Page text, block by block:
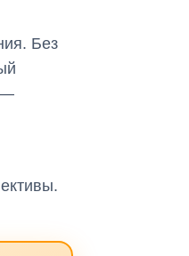
Без
—